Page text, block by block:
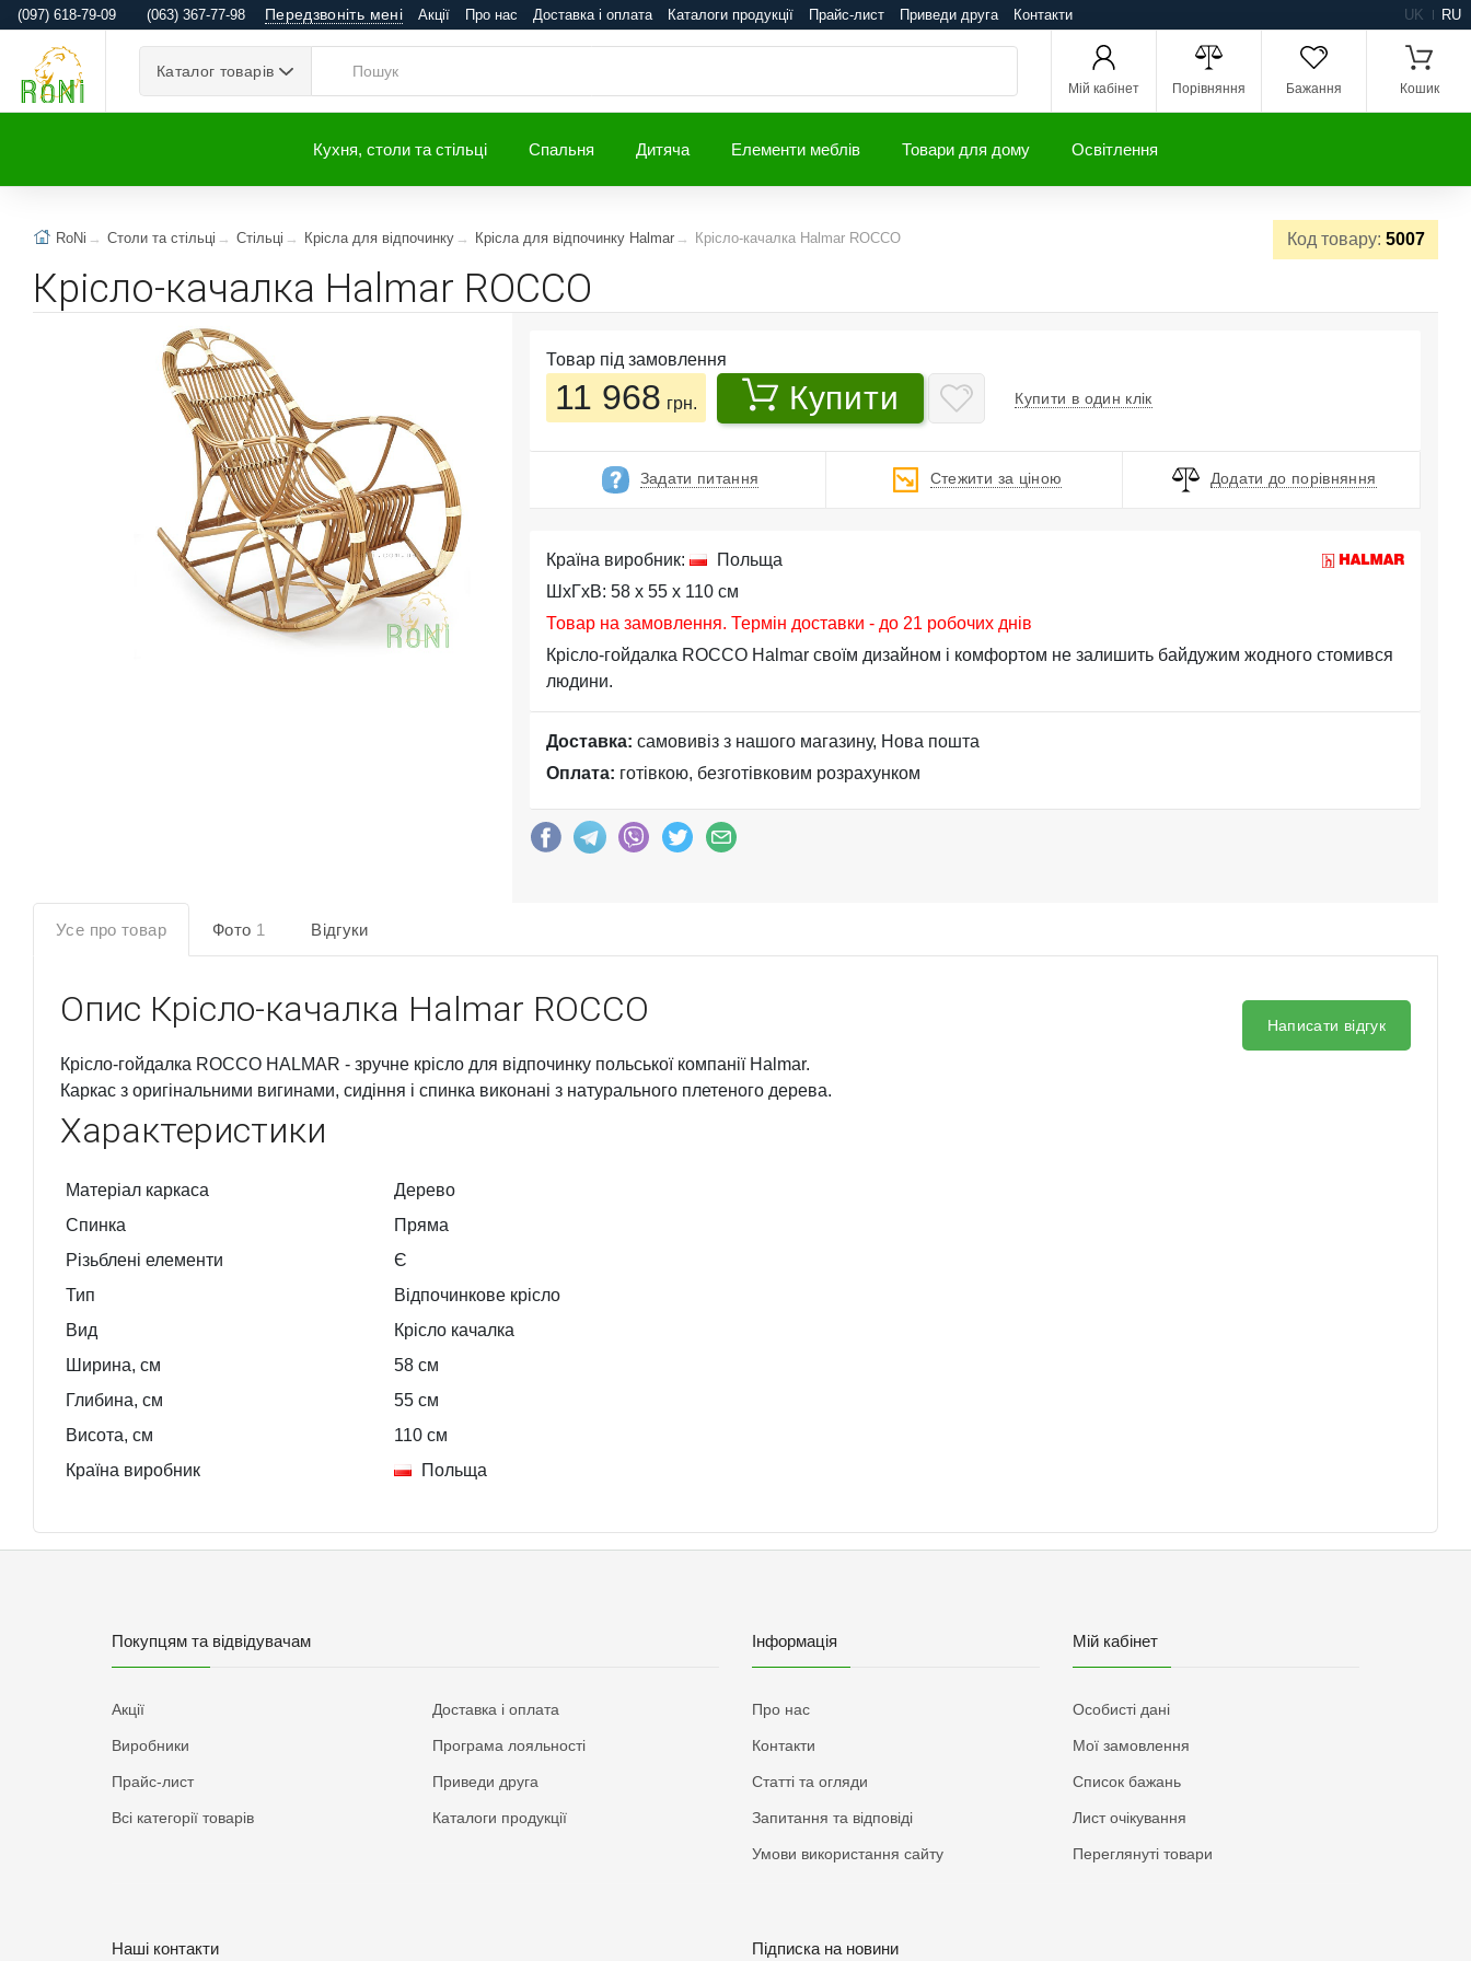
(097) 618-79-09 (063) 367-77-98 Передзвоніть мені Акції Про нас Доставка і оплата Каталоги продукції Прайс-лист Приведи друга Контакти UK RU
Каталог товарів
Мій кабінет Порівняння Бажання Кошик
Кухня, столи та стільці Спальня Дитяча Елементи меблів Товари для дому Освітлення
Код товару: 5007
RoNi Столи та стільці Стільці Крісла для відпочинку Крісла для відпочинку Halmar Крісло-качалка Halmar ROCCO
Крісло-качалка Halmar ROCCO
Товар під замовлення
11 968 грн. Купити Купити в один клік
Задати питання Стежити за ціною Додати до порівняння
Країна виробник:
Польща
ШхГхВ: 58 x 55 x 110 см
Товар на замовлення. Термін доставки - до 21 робочих днів
Крісло-гойдалка ROCCO Halmar своїм дизайном і комфортом не залишить байдужим жодного стомився
людини.
Доставка: самовивіз з нашого магазину, Нова пошта
Оплата: готівкою, безготівковим розрахунком
Усе про товар Фото 1 Відгуки
Опис Крісло-качалка Halmar ROCCO
Крісло-гойдалка ROCCO HALMAR - зручне крісло для відпочинку польської компанії Halmar.
Каркас з оригінальними вигинами, сидіння і спинка виконані з натурального плетеного дерева.
Характеристики
Матеріал каркаса
Дерево
Спинка
Пряма
Різьблені елементи
Є
Тип
Відпочинкове крісло
Вид
Крісло качалка
Ширина, см
58 см
Глибина, см
55 см
Висота, см
110 см
Країна виробник
Польща
Написати відгук
Покупцям та відвідувачам
Акції
Виробники
Прайс-лист
Всі категорії товарів
Доставка і оплата
Програма лояльності
Приведи друга
Каталоги продукції
Інформація
Про нас
Контакти
Статті та огляди
Запитання та відповіді
Умови використання сайту
Мій кабінет
Особисті дані
Мої замовлення
Список бажань
Лист очікування
Переглянуті товари
Наші контакти Підписка на новини